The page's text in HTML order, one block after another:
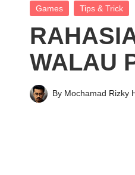
i
k
o
I
Posted
Games Tips & Trick
WALAU
Posted
By Mochamad Rizky